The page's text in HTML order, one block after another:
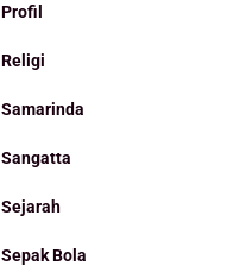
Profil
Religi
Samarinda
Sangatta
Sejarah
Sepak Bola